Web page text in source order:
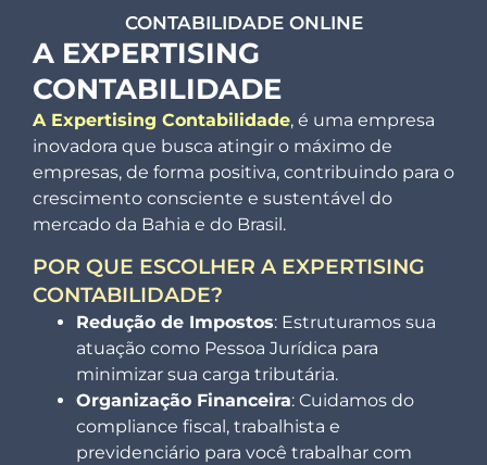
CONTABILIDADE ONLINE
A EXPERTISING
CONTABILIDADE
A Expertising Contabilidade, é uma empresa
inovadora que busca atingir o máximo de
empresas, de forma positiva, contribuindo para o
crescimento consciente e sustentável do
mercado da Bahia e do Brasil.
POR QUE ESCOLHER A EXPERTISING
CONTABILIDADE?
Redução de Impostos: Estruturamos sua
atuação como Pessoa Jurídica para
minimizar sua carga tributária.
Organização Financeira: Cuidamos do
compliance fiscal, trabalhista e
previdenciário para você trabalhar com